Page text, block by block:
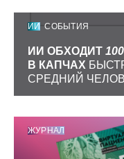
ИИ СОБЫТИЯ
ИИ ОБХОДИТ 100
В КАПЧАХ
СРЕДНИЙ
ЖУРНАЛ